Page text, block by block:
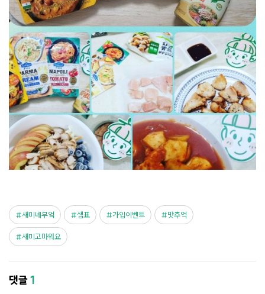
새미네부엌 샘표 가입이벤트 맛추억
새미고마워요
댓글1